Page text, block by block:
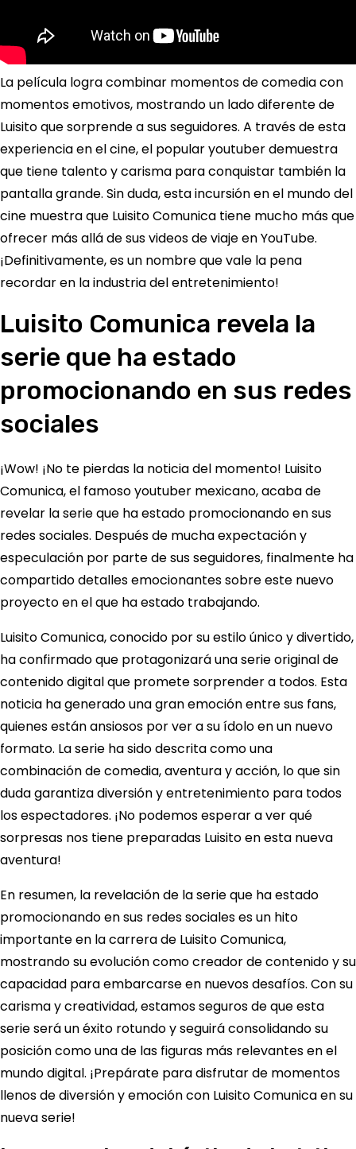
La película logra combinar momentos de comedia con
momentos emotivos, mostrando un lado diferente de
Luisito que sorprende a sus seguidores. A través de esta
experiencia en el cine, el popular youtuber demuestra
que tiene talento y carisma para conquistar también la
pantalla grande. Sin duda, esta incursión en el mundo del
cine muestra que Luisito Comunica tiene mucho más que
ofrecer más allá de sus videos de viaje en YouTube.
¡Definitivamente, es un nombre que vale la pena
recordar en la industria del entretenimiento!
Luisito Comunica revela la
serie que ha estado
promocionando en sus redes
sociales
¡Wow! ¡No te pierdas la noticia del momento! Luisito
Comunica, el famoso youtuber mexicano, acaba de
revelar la serie que ha estado promocionando en sus
redes sociales. Después de mucha expectación y
especulación por parte de sus seguidores, finalmente ha
compartido detalles emocionantes sobre este nuevo
proyecto en el que ha estado trabajando.
Luisito Comunica, conocido por su estilo único y divertido,
ha confirmado que protagonizará una serie original de
contenido digital que promete sorprender a todos. Esta
noticia ha generado una gran emoción entre sus fans,
quienes están ansiosos por ver a su ídolo en un nuevo
formato. La serie ha sido descrita como una
combinación de comedia, aventura y acción, lo que sin
duda garantiza diversión y entretenimiento para todos
los espectadores. ¡No podemos esperar a ver qué
sorpresas nos tiene preparadas Luisito en esta nueva
aventura!
En resumen, la revelación de la serie que ha estado
promocionando en sus redes sociales es un hito
importante en la carrera de Luisito Comunica,
mostrando su evolución como creador de contenido y su
capacidad para embarcarse en nuevos desafíos. Con su
carisma y creatividad, estamos seguros de que esta
serie será un éxito rotundo y seguirá consolidando su
posición como una de las figuras más relevantes en el
mundo digital. ¡Prepárate para disfrutar de momentos
llenos de diversión y emoción con Luisito Comunica en su
nueva serie!